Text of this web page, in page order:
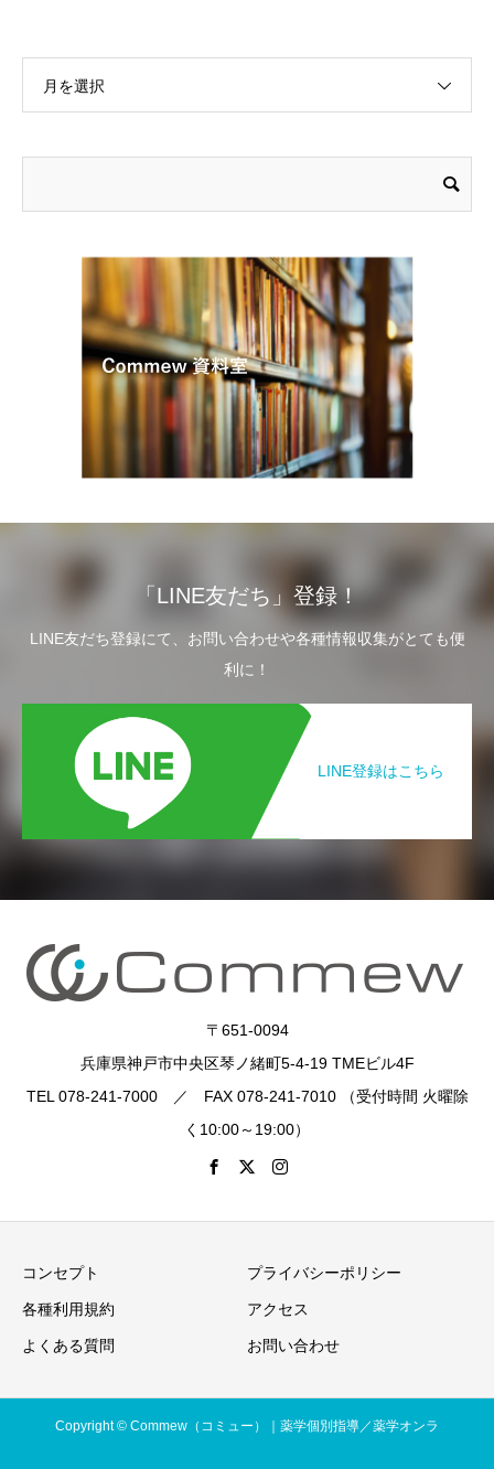
月を選択
「LINE友だち」登録！
LINE友だち登録にて、お問い合わせや各種情報収集がとても便
利に！
LINE登録はこちら
〒651-0094
兵庫県神戸市中央区琴ノ緒町5-4-19 TMEビル4F
TEL 078-241-7000 ／ FAX 078-241-7010 （受付時間 火曜除
く10:00～19:00）
コンセプト プライバシーポリシー
各種利用規約 アクセス
よくある質問 お問い合わせ
Copyright © Commew（コミュー）｜薬学個別指導／薬学オンラ